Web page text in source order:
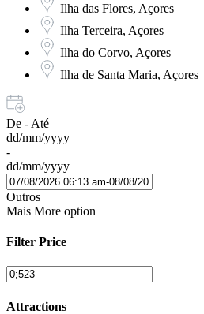
Ilha das Flores, Açores
Ilha Terceira, Açores
Ilha do Corvo, Açores
Ilha de Santa Maria, Açores
De - Até
dd/mm/yyyy
-
dd/mm/yyyy
Outros
Mais More option
Filter Price
Attractions